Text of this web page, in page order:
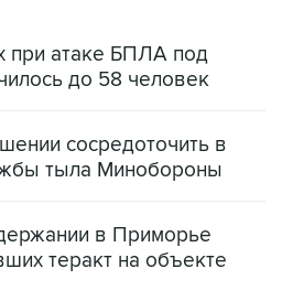
при атаке БПЛА под
до 58 человек
сосредоточить в
тыла Минобороны
в Приморье
теракт на объекте